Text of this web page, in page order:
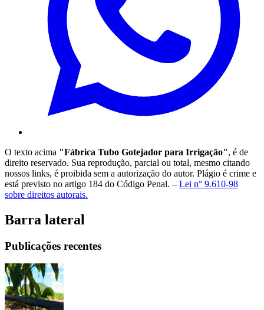
O texto acima "Fábrica Tubo Gotejador para Irrigação", é de
direito reservado. Sua reprodução, parcial ou total, mesmo citando
nossos links, é proibida sem a autorização do autor. Plágio é crime e
está previsto no artigo 184 do Código Penal. – Lei n° 9.610-98
sobre direitos autorais.
Barra lateral
Publicações recentes